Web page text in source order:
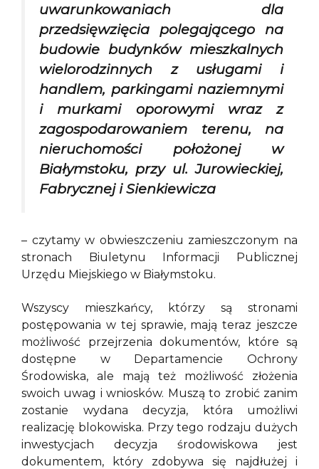
uwarunkowaniach dla
przedsięwzięcia polegającego na
budowie budynków mieszkalnych
wielorodzinnych z usługami i
handlem, parkingami naziemnymi
i murkami oporowymi wraz z
zagospodarowaniem terenu, na
nieruchomości położonej w
Białymstoku, przy ul. Jurowieckiej,
Fabrycznej i Sienkiewicza
– czytamy w obwieszczeniu zamieszczonym na
stronach Biuletynu Informacji Publicznej
Urzędu Miejskiego w Białymstoku.
Wszyscy mieszkańcy, którzy są stronami
postępowania w tej sprawie, mają teraz jeszcze
możliwość przejrzenia dokumentów, które są
dostępne w Departamencie Ochrony
Środowiska, ale mają też możliwość złożenia
swoich uwag i wniosków. Muszą to zrobić zanim
zostanie wydana decyzja, która umożliwi
realizację blokowiska. Przy tego rodzaju dużych
inwestycjach decyzja środowiskowa jest
dokumentem, który zdobywa się najdłużej i